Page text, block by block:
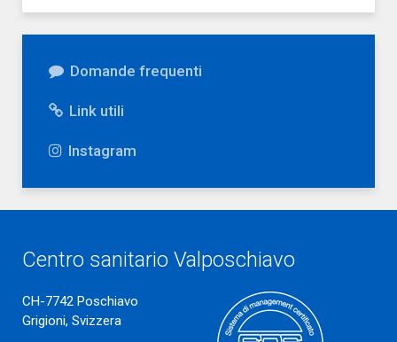
Domande frequenti
Link utili
Instagram
Centro sanitario Valposchiavo
CH-7742 Poschiavo
Grigioni, Svizzera